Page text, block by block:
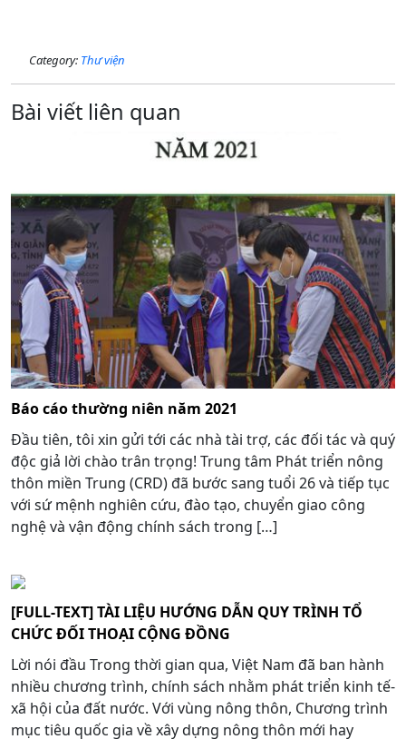
Category: Thư viện
Bài viết liên quan
Báo cáo thường niên năm 2021
Đầu tiên, tôi xin gửi tới các nhà tài trợ, các đối tác và quý
độc giả lời chào trân trọng! Trung tâm Phát triển nông
thôn miền Trung (CRD) đã bước sang tuổi 26 và tiếp tục
với sứ mệnh nghiên cứu, đào tạo, chuyển giao công
nghệ và vận động chính sách trong […]
[FULL-TEXT] TÀI LIỆU HƯỚNG DẪN QUY TRÌNH TỔ
CHỨC ĐỐI THOẠI CỘNG ĐỒNG
Lời nói đầu Trong thời gian qua, Việt Nam đã ban hành
nhiều chương trình, chính sách nhằm phát triển kinh tế-
xã hội của đất nước. Với vùng nông thôn, Chương trình
mục tiêu quốc gia về xây dựng nông thôn mới hay